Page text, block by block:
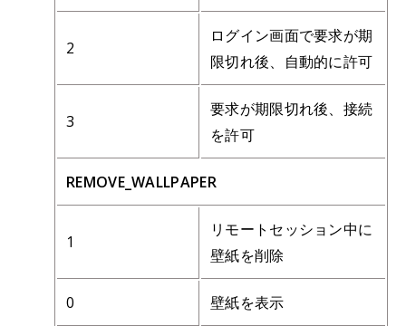
2
ログイン画面で要求が期
限切れ後、自動的に許可
3
要求が期限切れ後、接続
を許可
REMOVE_WALLPAPER
1
リモートセッション中に
壁紙を削除
0 壁紙を表示